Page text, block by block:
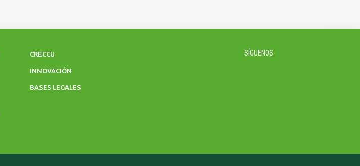
CRECCU
INNOVACIÓN
BASES LEGALES
SÍGUENOS